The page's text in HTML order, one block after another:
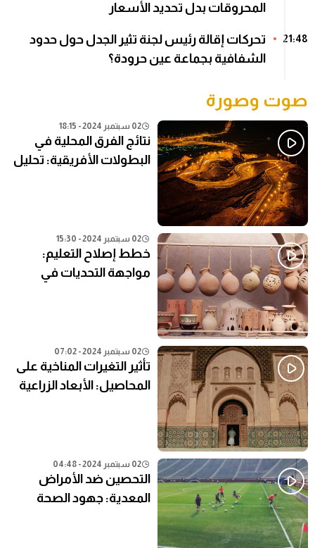
المحروقات بدل تحديد الأسعار
21:48
تحركات إقالة رئيس لجنة تثير الجدل حول حدود
الشفافية بجماعة عين حرودة؟
صوت وصورة
02 سبتمبر 2024 - 18:15
نتائج الفرق المحلية في
البطولات الأفريقية: تحليل
02 سبتمبر 2024 - 15:30
خطط إصلاح التعليم:
مواجهة التحديات في
02 سبتمبر 2024 - 07:02
تأثير التغيرات المناخية على
المحاصيل: الأبعاد الزراعية
02 سبتمبر 2024 - 04:48
التحصين ضد الأمراض
المعدية: جهود الصحة